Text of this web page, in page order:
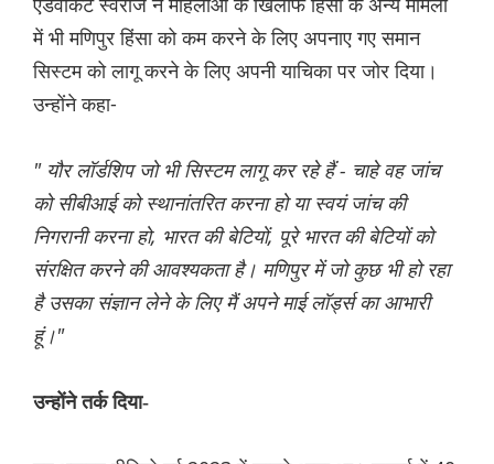
में भी मणिपुर हिंसा को कम करने के लिए अपनाए गए समान
सिस्टम को लागू करने के लिए अपनी याचिका पर जोर दिया।
उन्होंने कहा-
" यौर लॉर्डशिप जो भी सिस्टम लागू कर रहे हैं - चाहे वह जांच
को सीबीआई को स्थानांतरित करना हो या स्वयं जांच की
निगरानी करना हो, भारत की बेटियों, पूरे भारत की बेटियों को
संरक्षित करने की आवश्यकता है। मणिपुर में जो कुछ भी हो रहा
है उसका संज्ञान लेने के लिए मैं अपने माई लॉर्ड्स का आभारी
हूं।"
उन्होंने तर्क दिया-